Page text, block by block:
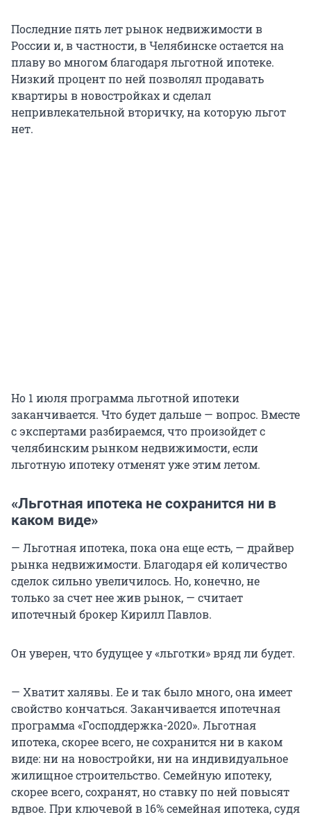
Последние пять лет рынок недвижимости в
России и, в частности, в Челябинске остается на
плаву во многом благодаря льготной ипотеке.
Низкий процент по ней позволял продавать
квартиры в новостройках и сделал
непривлекательной вторичку, на которую льгот
нет.
Но 1 июля программа льготной ипотеки
заканчивается. Что будет дальше — вопрос. Вместе
с экспертами разбираемся, что произойдет с
челябинским рынком недвижимости, если
льготную ипотеку отменят уже этим летом.
«Льготная ипотека не сохранится ни в
каком виде»
— Льготная ипотека, пока она еще есть, — драйвер
рынка недвижимости. Благодаря ей количество
сделок сильно увеличилось. Но, конечно, не
только за счет нее жив рынок, — считает
ипотечный брокер Кирилл Павлов.
Он уверен, что будущее у «льготки» вряд ли будет.
— Хватит халявы. Ее и так было много, она имеет
свойство кончаться. Заканчивается ипотечная
программа «Господдержка-2020». Льготная
ипотека, скорее всего, не сохранится ни в каком
виде: ни на новостройки, ни на индивидуальное
жилищное строительство. Семейную ипотеку,
скорее всего, сохранят, но ставку по ней повысят
вдвое. При ключевой в 16% семейная ипотека, судя